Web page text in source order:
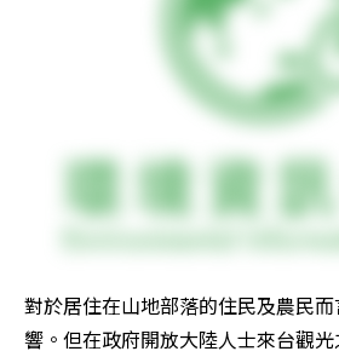
對於居住在山地部落的住民及農民
響。但在政府開放大陸人士來台觀